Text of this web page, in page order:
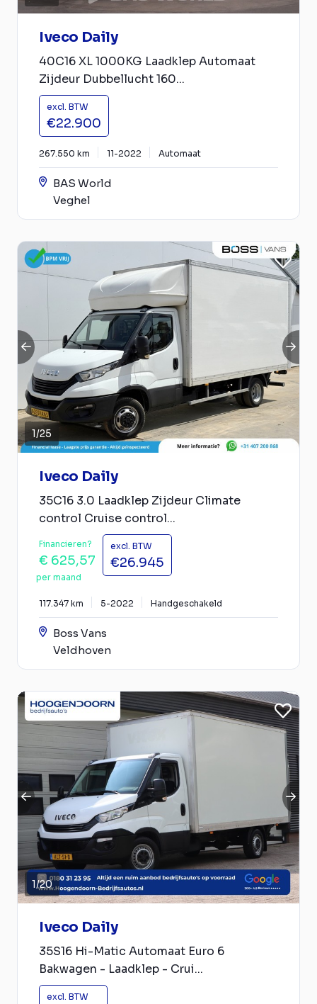
Iveco Daily
40C16 XL 1000KG Laadklep Automaat
Zijdeur Dubbellucht 160...
excl. BTW
€22.900
267.550 km 11-2022 Automaat
BAS World
Veghel
1/25
Iveco Daily
35C16 3.0 Laadklep Zijdeur Climate
control Cruise control...
Financieren?
€ 625,57
per maand
excl. BTW
€26.945
117.347 km 5-2022 Handgeschakeld
Boss Vans
Veldhoven
1/20
Iveco Daily
35S16 Hi-Matic Automaat Euro 6
Bakwagen - Laadklep - Crui...
excl. BTW